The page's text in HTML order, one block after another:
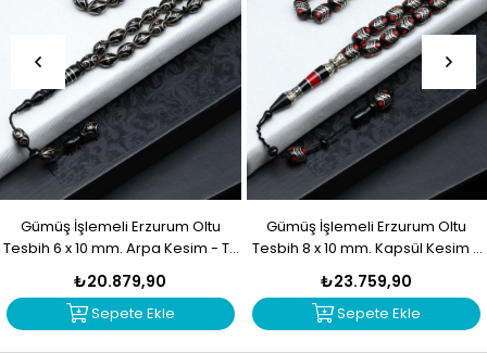
Gümüş İşlemeli Erzurum Oltu
Tesbih 6 x 10 mm. Arpa Kesim - T-
1916
₺20.879,90
Sepete Ekle
Gümüş İşlemeli Erzurum Oltu
Tesbih 8 x 10 mm. Kapsül Kesim -
T-1915
₺23.759,90
Sepete Ekle